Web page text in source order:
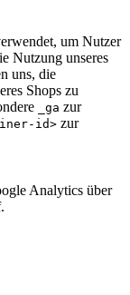
um Nutzer
Nutzung unseres
uns, die
Shops zu
_ga zur
id> zur
Analytics über